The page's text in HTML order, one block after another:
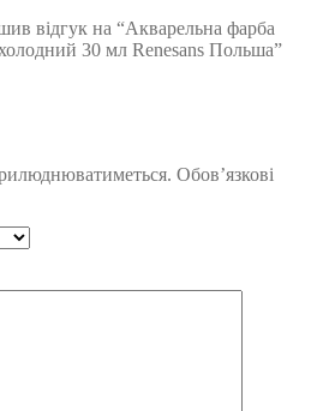
відгук на “Акварельна фарба
30 мл Renesans Польша”
Обов’язкові